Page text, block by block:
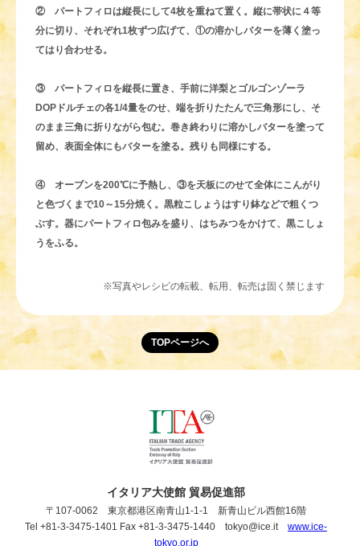
② パートフィロは縦長にして4枚を重ねて置く。縦に帯状に４等
分に切り、それぞれ1枚ずつ広げて、①の溶かしバターを薄く塗っ
てはり合わせる。
③ パートフィロを縦長に置き、手前に洋梨とゴルゴンゾーラ
DOPドルチェの各1/4量をのせ、端を折りたたんで三角形にし、そ
のまま三角に折りながら包む。巻き終わりに溶かしバターを塗って
留め、表面全体にもバターを塗る。残りも同様にする。
④ オーブンを200℃に予熱し、③を天板にのせて全体にこんがり
と色づくまで10～15分焼く。黒粒こしょうはすり鉢などで粗くつ
ぶす。器にパートフィロ包みを盛り、はちみつをかけて、黒こしょ
うをふる。
※写真やレシピの転載、転用、転売は固く禁じます
TOPページへ
イタリア大使館 貿易促進部
〒107-0062 東京都港区南青山1-1-1 新青山ビル西館16階
Tel +81-3-3475-1401 Fax +81-3-3475-1440 tokyo@ice.it www.ice-
tokyo.or.jp